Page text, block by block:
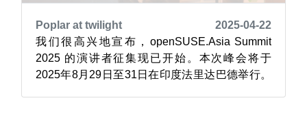
Poplar at twilight
2025-04-22
我们很高兴地宣布，openSUSE.Asia Summit
2025 的演讲者征集现已开始。本次峰会将于
2025年8月29日至31日在印度法里达巴德举行。